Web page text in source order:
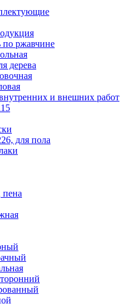
по ржавчине
дерева
и внешних работ
для пола
пена